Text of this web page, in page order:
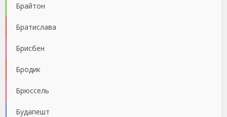
Брайтон
Братислава
Брисбен
Бродик
Брюссель
Будапешт